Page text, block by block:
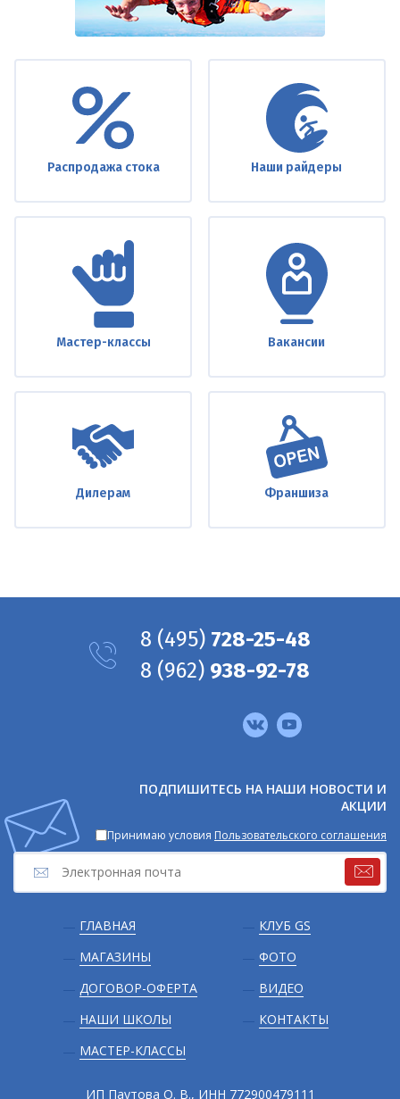
Распродажа стока Наши райдеры
Мастер-классы Вакансии
Дилерам Франшиза
Подвал
ГЛАВНАЯ
МАГАЗИНЫ
ДОГОВОР-ОФЕРТА
НАШИ ШКОЛЫ
МАСТЕР-КЛАССЫ
КЛУБ GS
ФОТО
ВИДЕО
КОНТАКТЫ
ПОДПИШИТЕСЬ НА НАШИ НОВОСТИ И
АКЦИИ
Принимаю условия Пользовательского соглашения
8 (495) 728-25-48
8 (962) 938-92-78
ИП Паутова О. В., ИНН 772900479111